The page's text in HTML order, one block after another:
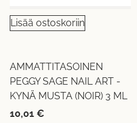
Lisää ostoskoriin
AMMATTITASOINEN
PEGGY SAGE NAIL ART -
KYNÄ MUSTA (NOIR) 3 ML
10,01 €